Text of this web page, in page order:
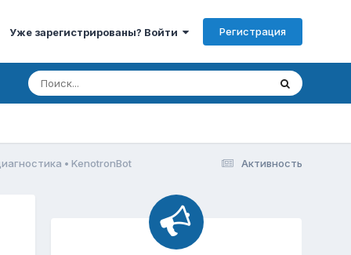
Уже зарегистрированы? Войти Регистрация
Активность
• KenotronBot